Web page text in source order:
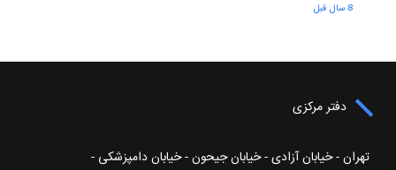
8 سال قبل
دفتر مرکزی
تهران - خیابان آزادی - خیابان جیحون - خیابان دامپزشکی -